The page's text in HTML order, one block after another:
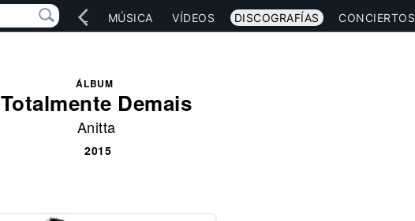
RED SOCIAL MÚSICA VÍDEOS DISCOGRAFÍAS CONCIERTOS
ÁLBUM
Totalmente Demais
Anitta
2015